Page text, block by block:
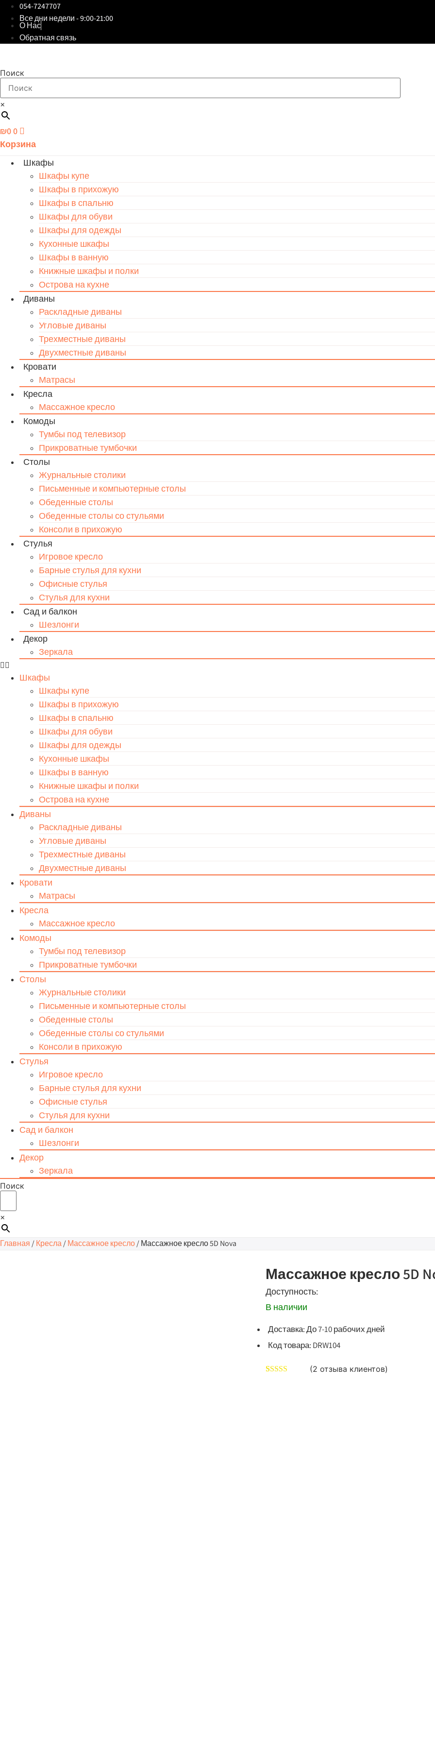
054-7247707
Все дни недели - 9:00-21:00
О Нас
Обратная связь
Поиск
×
₪00
Корзина
Шкафы
Шкафы купе
Шкафы в прихожую
Шкафы в спальню
Шкафы для обуви
Шкафы для одежды
Кухонные шкафы
Шкафы в ванную
Книжные шкафы и полки
Острова на кухне
Диваны
Раскладные диваны
Угловые диваны
Трехместные диваны
Двухместные диваны
Кровати
Матрасы
Кресла
Массажное кресло
Комоды
Тумбы под телевизор
Прикроватные тумбочки
Столы
Журнальные столики
Письменные и компьютерные столы
Обеденные столы
Обеденные столы со стульями
Консоли в прихожую
Стулья
Игровое кресло
Барные стулья для кухни
Офисные стулья
Стулья для кухни
Сад и балкон
Шезлонги
Декор
Зеркала
Шкафы
Шкафы купе
Шкафы в прихожую
Шкафы в спальню
Шкафы для обуви
Шкафы для одежды
Кухонные шкафы
Шкафы в ванную
Книжные шкафы и полки
Острова на кухне
Диваны
Раскладные диваны
Угловые диваны
Трехместные диваны
Двухместные диваны
Кровати
Матрасы
Кресла
Массажное кресло
Комоды
Тумбы под телевизор
Прикроватные тумбочки
Столы
Журнальные столики
Письменные и компьютерные столы
Обеденные столы
Обеденные столы со стульями
Консоли в прихожую
Стулья
Игровое кресло
Барные стулья для кухни
Офисные стулья
Стулья для кухни
Сад и балкон
Шезлонги
Декор
Зеркала
Поиск
×
Главная /Кресла/Массажное кресло/ Массажное кресло 5D Nova
Массажное кресло 5D
Доступность:
В наличии
Доставка: До 7-10 рабочих дней
Код товара: DRW104
(2 отзыва клиентов)